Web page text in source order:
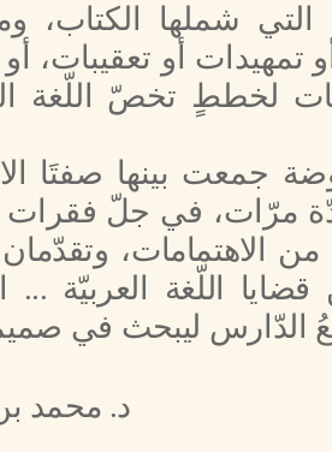
شملها الكتاب،
تمهيدات أو تعقيبات،
لخططٍ تخصّ اللّغة
جمعت بينها صفتَا
مرّات، في جلّ فقرات
الاهتمامات،
اللّغة العربيّة
الدّارس ليبحث في
د. محمد